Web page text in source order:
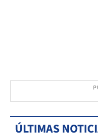
ÚLTIMAS